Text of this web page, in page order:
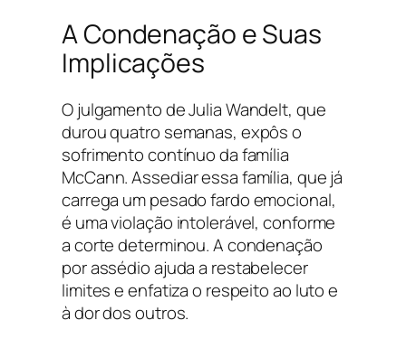
A Condenação e Suas
Implicações
O julgamento de Julia Wandelt, que
durou quatro semanas, expôs o
sofrimento contínuo da família
McCann. Assediar essa família, que já
carrega um pesado fardo emocional,
é uma violação intolerável, conforme
a corte determinou. A condenação
por assédio ajuda a restabelecer
limites e enfatiza o respeito ao luto e
à dor dos outros.